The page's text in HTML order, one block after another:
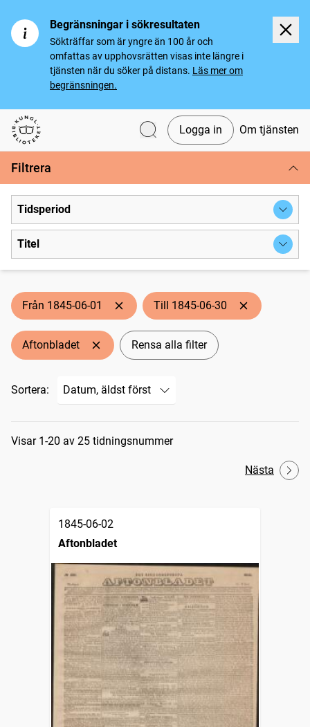
Begränsningar i sökresultaten
Sökträffar som är yngre än 100 år och
omfattas av upphovsrätten visas inte längre i
tjänsten när du söker på distans. Läs mer om
begränsningen.
Svenska tidningar
Logga in Om tjänsten
Filtrera
Tidsperiod
Titel
Från 1845-06-01 Till 1845-06-30
Aftonbladet Rensa alla filter
Sortera:
Sökresultat
Visar 1-20 av 25 tidningsnummer
Nästa
1845-06-02
Aftonbladet